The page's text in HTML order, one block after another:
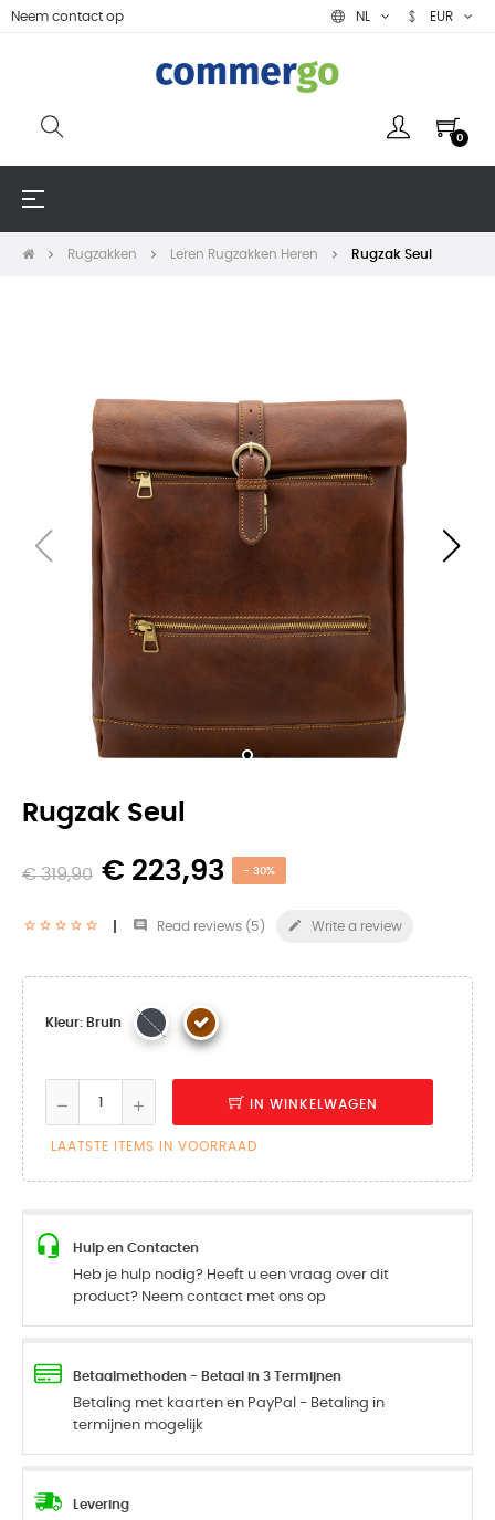
Neem contact op NL EUR
0
Toggle
☰
Rugzakken Leren Rugzakken Heren Rugzak Seul
Rugzak Seul
€ 319,90 € 223,93 - 30%
 Read reviews (5 )  Write a review
Kleur: Bruin
IN WINKELWAGEN
LAATSTE ITEMS IN VOORRAAD
Hulp en Contacten
Heb je hulp nodig? Heeft u een vraag over dit
product? Neem contact met ons op
Betaalmethoden - Betaal in 3 Termijnen
Betaling met kaarten en PayPal - Betaling in
termijnen mogelijk
Levering